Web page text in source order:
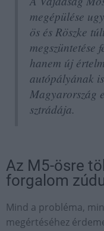
megépülése
ös és Röszke
megszüntetése
hanem új
autópályának
Magyarország
sztrádája.
Az M5-ösre
forgalom
Mind a probléma,
megértéséhez